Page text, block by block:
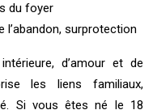
du foyer
l’abandon, surprotection
d’amour et de
les liens familiaux,
Si vous êtes né le 18